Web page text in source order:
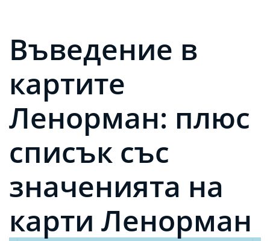
Въведение в
картите
Ленорман: плюс
списък със
значенията на
карти Ленорман